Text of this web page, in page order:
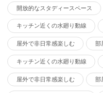
開放的なスタディースペース
キッチン近くの水廻り動線
屋外で非日常感楽しむ 部
キッチン近くの水廻り動線
屋外で非日常感楽しむ 部